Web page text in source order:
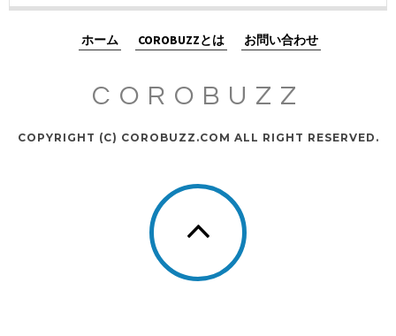
ホーム COROBUZZとは お問い合わせ
COROBUZZ
COPYRIGHT (C) COROBUZZ.COM ALL RIGHT RESERVED.